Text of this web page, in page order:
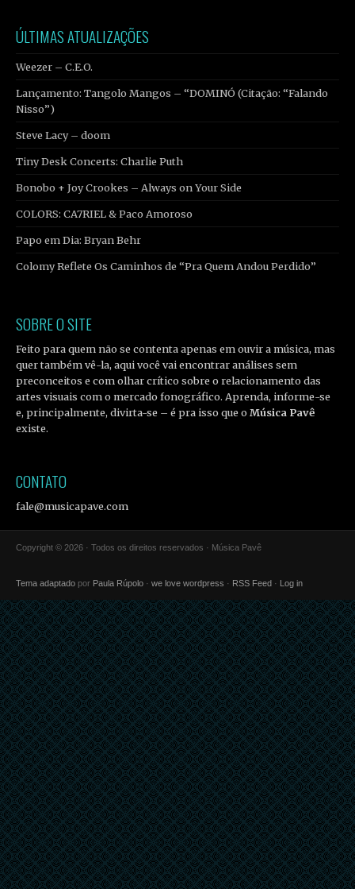
ÚLTIMAS ATUALIZAÇÕES
Weezer – C.E.O.
Lançamento: Tangolo Mangos – “DOMINÓ (Citação: “Falando
Nisso”)
Steve Lacy – doom
Tiny Desk Concerts: Charlie Puth
Bonobo + Joy Crookes – Always on Your Side
COLORS: CA7RIEL & Paco Amoroso
Papo em Dia: Bryan Behr
Colomy Reflete Os Caminhos de “Pra Quem Andou Perdido”
SOBRE O SITE
Feito para quem não se contenta apenas em ouvir a música, mas
quer também vê-la, aqui você vai encontrar análises sem
preconceitos e com olhar crítico sobre o relacionamento das
artes visuais com o mercado fonográfico. Aprenda, informe-se
e, principalmente, divirta-se – é pra isso que oMúsica Pavê
existe.
CONTATO
fale@musicapave.com
Copyright © 2026 · Todos os direitos reservados · Música Pavê
Tema adaptado por Paula Rúpolo · we love wordpress · RSS Feed · Log in